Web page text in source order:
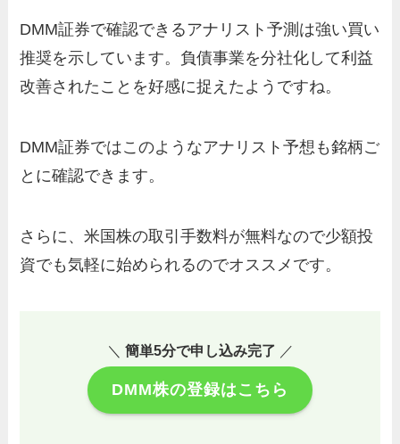
DMM証券で確認できるアナリスト予測は強い買い
推奨を示しています。負債事業を分社化して利益
改善されたことを好感に捉えたようですね。
DMM証券ではこのようなアナリスト予想も銘柄ご
とに確認できます。
さらに、米国株の取引手数料が無料なので少額投
資でも気軽に始められるのでオススメです。
＼ 簡単5分で申し込み完了 ／
DMM株の登録はこちら